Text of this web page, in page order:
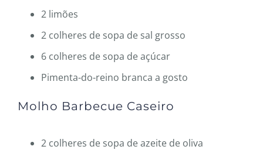
2 limões
2 colheres de sopa de sal grosso
6 colheres de sopa de açúcar
Pimenta-do-reino branca a gosto
Molho Barbecue Caseiro
2 colheres de sopa de azeite de oliva